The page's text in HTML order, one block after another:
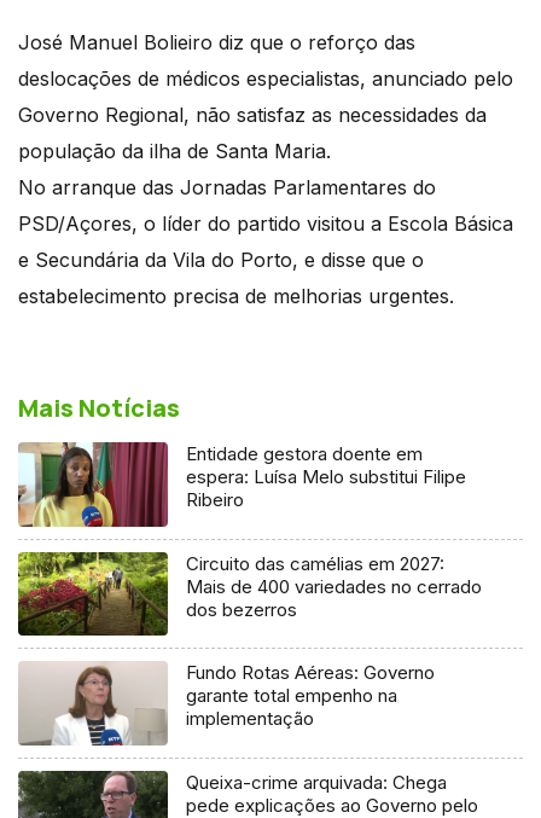
José Manuel Bolieiro diz que o reforço das
deslocações de médicos especialistas, anunciado pelo
Governo Regional, não satisfaz as necessidades da
população da ilha de Santa Maria.
No arranque das Jornadas Parlamentares do
PSD/Açores, o líder do partido visitou a Escola Básica
e Secundária da Vila do Porto, e disse que o
estabelecimento precisa de melhorias urgentes.
Mais Notícias
Entidade gestora doente em
espera: Luísa Melo substitui Filipe
Ribeiro
Circuito das camélias em 2027:
Mais de 400 variedades no cerrado
dos bezerros
Fundo Rotas Aéreas: Governo
garante total empenho na
implementação
Queixa-crime arquivada: Chega
pede explicações ao Governo pelo